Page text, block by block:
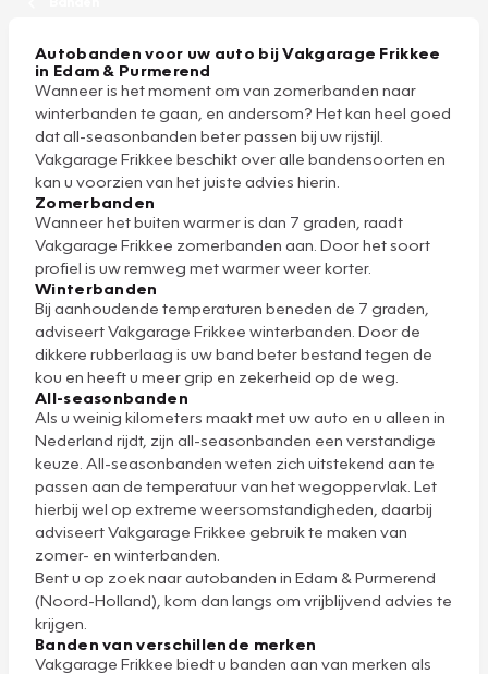
Autobanden voor uw auto bij Vakgarage Frikkee
in Edam & Purmerend
Wanneer is het moment om van zomerbanden naar
winterbanden te gaan, en andersom? Het kan heel goed
dat all-seasonbanden beter passen bij uw rijstijl.
Vakgarage Frikkee beschikt over alle bandensoorten en
kan u voorzien van het juiste advies hierin.
Zomerbanden
Wanneer het buiten warmer is dan 7 graden, raadt
Vakgarage Frikkee zomerbanden aan. Door het soort
profiel is uw remweg met warmer weer korter.
Winterbanden
Bij aanhoudende temperaturen beneden de 7 graden,
adviseert Vakgarage Frikkee winterbanden. Door de
dikkere rubberlaag is uw band beter bestand tegen de
kou en heeft u meer grip en zekerheid op de weg.
All-seasonbanden
Als u weinig kilometers maakt met uw auto en u alleen in
Nederland rijdt, zijn all-seasonbanden een verstandige
keuze. All-seasonbanden weten zich uitstekend aan te
passen aan de temperatuur van het wegoppervlak. Let
hierbij wel op extreme weersomstandigheden, daarbij
adviseert Vakgarage Frikkee gebruik te maken van
zomer- en winterbanden.
Bent u op zoek naar autobanden in Edam & Purmerend
(Noord-Holland), kom dan langs om vrijblijvend advies te
krijgen.
Banden van verschillende merken
Vakgarage Frikkee biedt u banden aan van merken als